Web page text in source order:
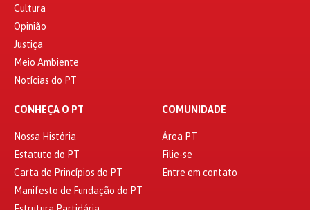
Cultura
Opinião
Justiça
Meio Ambiente
Notícias do PT
CONHEÇA O PT
Nossa História
Estatuto do PT
Carta de Princípios do PT
Manifesto de Fundação do PT
COMUNIDADE
Área PT
Filie-se
Entre em contato